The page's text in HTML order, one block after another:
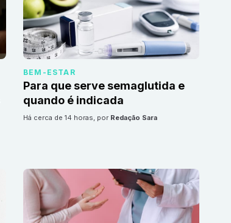
BEM-ESTAR
Para que serve semaglutida e
quando é indicada
há cerca de 14 horas, por Redação Sara